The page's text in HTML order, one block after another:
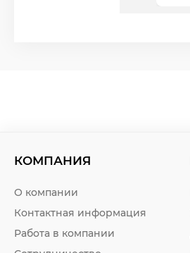
КОМПАНИЯ
О компании
Контактная информация
Работа в компании